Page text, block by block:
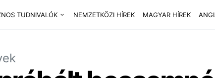
TUDNIVALÓK NEMZETKÖZI HÍREK MAGYAR HÍREK